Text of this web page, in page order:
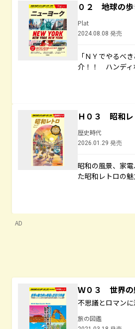
０２ 地球の
Plat
2024.08.08 発売
「ＮＹでやるべ
介！！ ハンディ
Ｈ０３ 昭和レ
歴史時代
2026.01.29 発売
昭和の風景、家
た昭和レトロの魅
AD
Ｗ０３ 世界の
不思議とロマン
旅の図鑑